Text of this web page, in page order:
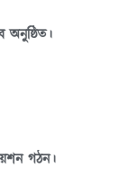
গঠন।